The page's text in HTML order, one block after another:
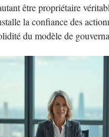
être propriétaire
la confiance des
du modèle de